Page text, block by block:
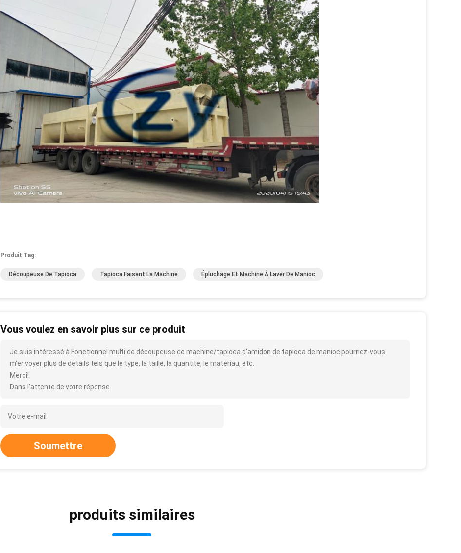
Produit Tag:
Découpeuse De Tapioca Tapioca Faisant La Machine Épluchage Et Machine À Laver De Manioc
Vous voulez en savoir plus sur ce produit
Je suis intéressé à Fonctionnel multi de découpeuse de machine/tapioca d'amidon de tapioca de manioc pourriez-vous
m'envoyer plus de détails tels que le type, la taille, la quantité, le matériau, etc.
Merci!
Dans l'attente de votre réponse.
Soumettre
produits similaires